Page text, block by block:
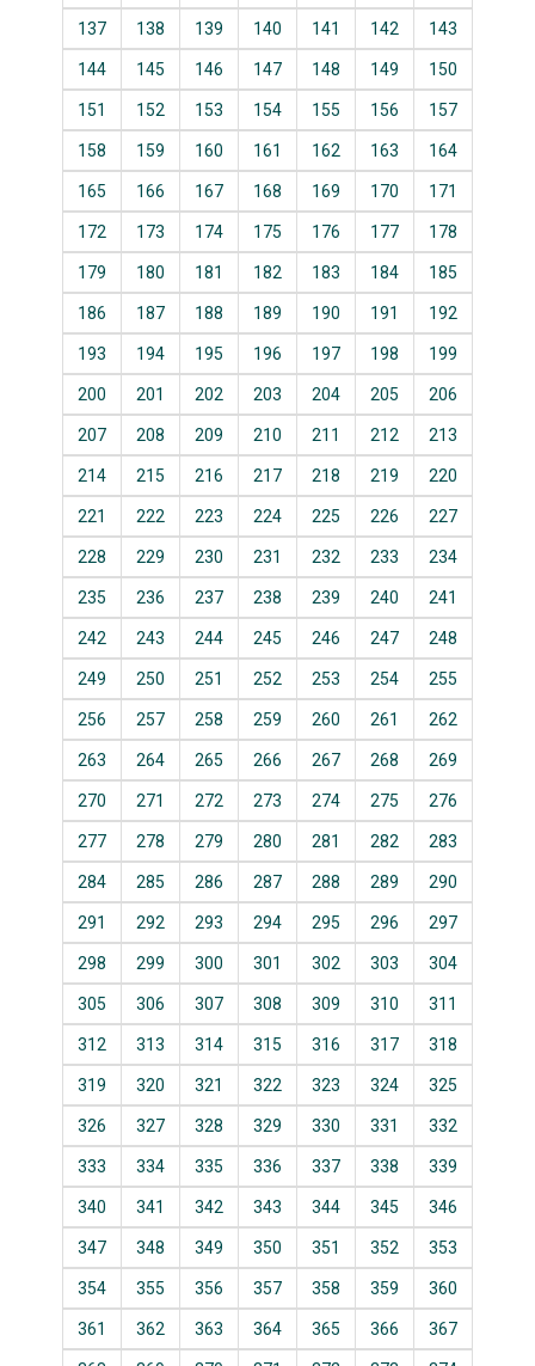
137 138 139 140 141 142 143
144 145 146 147 148 149 150
151 152 153 154 155 156 157
158 159 160 161 162 163 164
165 166 167 168 169 170 171
172 173 174 175 176 177 178
179 180 181 182 183 184 185
186 187 188 189 190 191 192
193 194 195 196 197 198 199
200 201 202 203 204 205 206
207 208 209 210 211 212 213
214 215 216 217 218 219 220
221 222 223 224 225 226 227
228 229 230 231 232 233 234
235 236 237 238 239 240 241
242 243 244 245 246 247 248
249 250 251 252 253 254 255
256 257 258 259 260 261 262
263 264 265 266 267 268 269
270 271 272 273 274 275 276
277 278 279 280 281 282 283
284 285 286 287 288 289 290
291 292 293 294 295 296 297
298 299 300 301 302 303 304
305 306 307 308 309 310 311
312 313 314 315 316 317 318
319 320 321 322 323 324 325
326 327 328 329 330 331 332
333 334 335 336 337 338 339
340 341 342 343 344 345 346
347 348 349 350 351 352 353
354 355 356 357 358 359 360
361 362 363 364 365 366 367